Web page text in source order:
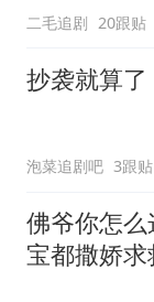
二毛追剧 20跟贴
抄袭就算
泡菜追剧吧 3跟贴
佛爷你怎
宝都撒娇求